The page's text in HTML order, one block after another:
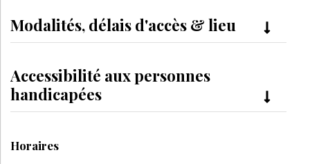
Modalités, délais d'accès & lieu
Accessibilité aux personnes
handicapées
Horaires